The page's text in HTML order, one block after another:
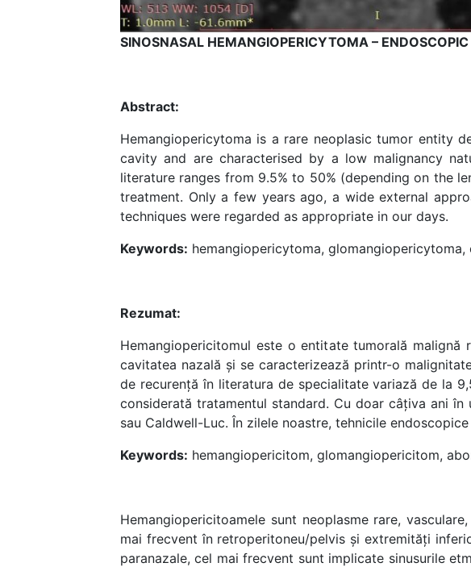
SINOSNASAL HEMANGIOPERICYTOMA –
Abstract:
Hemangiopericytoma is a rare neoplasic tumor entity
cavity and are characterised by a low malignancy
literature ranges from 9.5% to 50% (depending on the
treatment. Only a few years ago, a wide external
techniques were regarded as appropriate in our days.
Keywords: hemangiopericytoma,
Rezumat:
Hemangiopericitomul este o entitate tumorală
cavitatea nazală și se caracterizează printr-o
de recurență în literatura de specialitate variază de la
considerată tratamentul standard. Cu doar câțiva ani
sau Caldwell-Luc. În zilele noastre, tehnicile
Keywords: hemangiopericitom, glomangiopericitom,
Hemangiopericitoamele sunt neoplasme rare,
mai frecvent în retroperitoneu/pelvis și extremități
paranazale, cel mai frecvent sunt implicate sinusurile